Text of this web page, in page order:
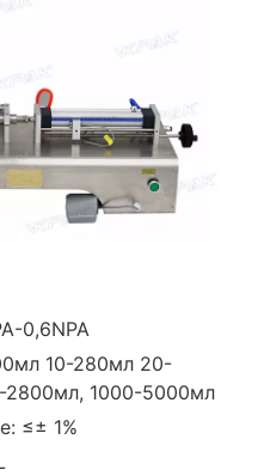
0,6NPA
10-280мл 20-
1000-5000мл
≤± 1%